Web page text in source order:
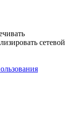
сетевой